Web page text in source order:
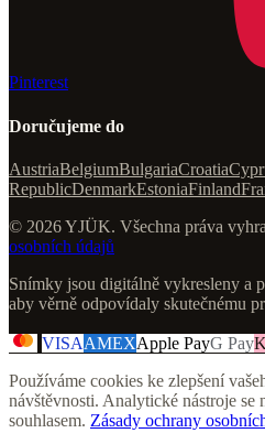
Pinterest
Doručujeme do
AustriaBelgiumBulgariaCroatia
RepublicDenmarkEstoniaFinland
© 2026 YJÜK. Všechna práva
osobních údajů
Snímky jsou digitálně vykresleny a
aby věrně odpovídaly skutečnému
VISAAMEXApple PayG Pay
Používáme cookies ke zlepšení
návštěvnosti. Analytické nástroje se
souhlasem. Zásady ochrany